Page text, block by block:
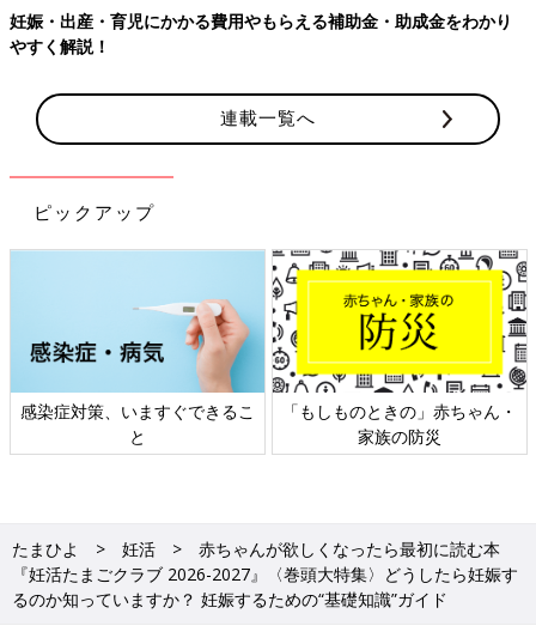
【ワクチン接種できるものも】妊婦の感染症対策、知っておいて！
連載一覧へ
ピックアップ
日本外来小児科学会リーフレッ
ト検討会
六星占術 細木かおりさんの人生
相談
たまひよ 妊活
赤ちゃんが欲しくなったら最初に読む本
『妊活たまごクラブ 2026-2027』〈巻頭大特集〉どうしたら妊娠す
るのか知っていますか？ 妊娠するための“基礎知識”ガイド